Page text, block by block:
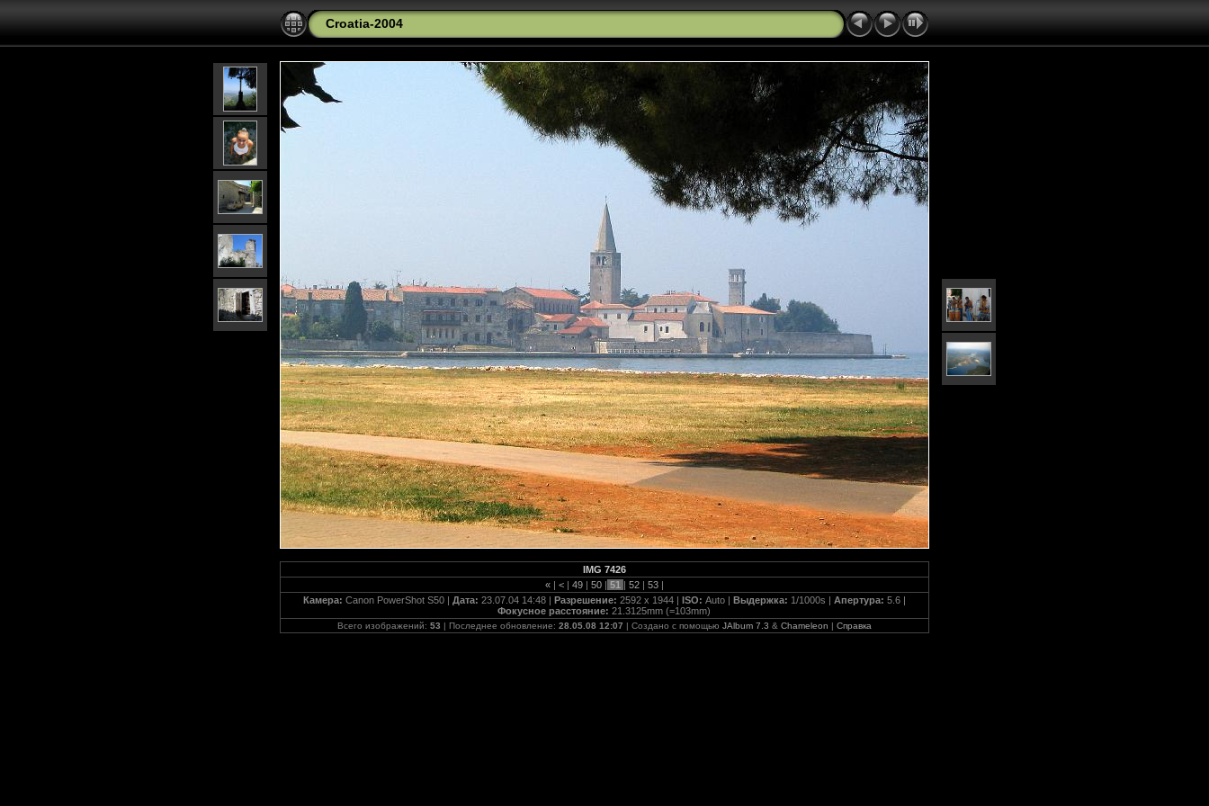
Croatia-2004
IMG 7426
« | < | 49 | 50 | 51 | 52 | 53 |
Камера: Canon PowerShot S50 | Дата: 23.07.04 14:48 | Разрешение: 2592 x 1944 | ISO: Auto | Выдержка: 1/1000s | Апертура: 5.6 |
Фокусное расстояние:21.3125mm (=103mm)
Всего изображений: 53 | Последнее обновление: 28.05.08 12:07 | Создано с помощью JAlbum 7.3 & Chameleon | Справка